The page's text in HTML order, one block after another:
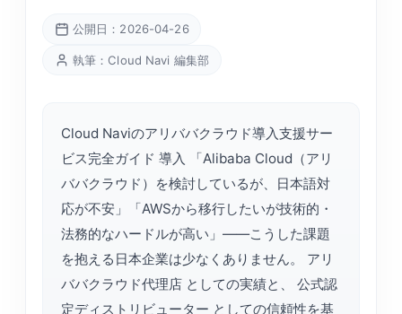
公開日：2026-04-26
執筆：Cloud Navi 編集部
Cloud Naviのアリババクラウド導入支援サー
ビス完全ガイド 導入 「Alibaba Cloud（アリ
ババクラウド）を検討しているが、日本語対
応が不安」「AWSから移行したいが技術的・
法務的なハードルが高い」——こうした課題
を抱える日本企業は少なくありません。 アリ
ババクラウド代理店 としての実績と、 公式認
定ディストリビューター としての信頼性を基